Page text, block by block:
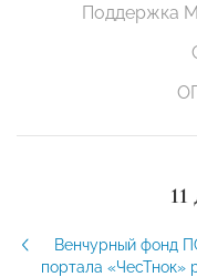
Поддержка
11
Венчурный фонд
портала «ЧесТнок»